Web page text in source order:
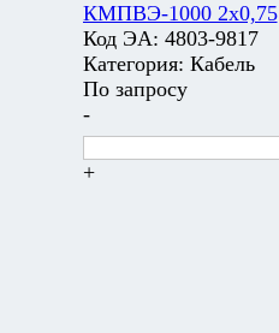
КМПВЭ-1000 2х0,75
Код ЭА: 4803-9817
Категория: Кабель
По запросу
-
+